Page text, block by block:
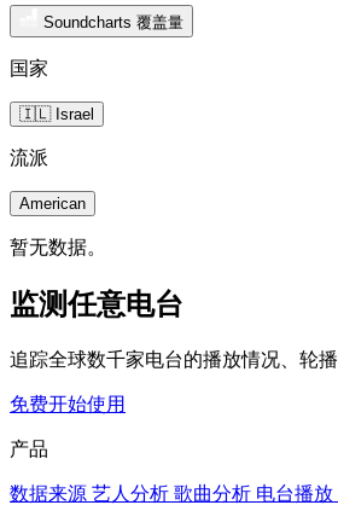
Soundcharts 覆盖量
国家
🇮🇱 Israel
流派
American
暂无数据。
监测任意电台
追踪全球数千家电台的播放情况、轮播
免费开始使用
产品
数据来源 艺人分析 歌曲分析 电台播放